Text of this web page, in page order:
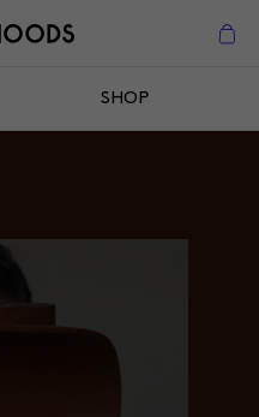
SHOP